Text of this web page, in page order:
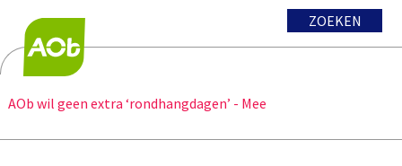
ZOEKEN
AOb wil geen extra ‘rondhangdagen’ - Mee